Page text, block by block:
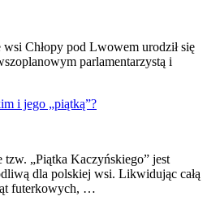
Chłopy pod Lwowem urodził się
parlamentarzystą i
i jego „piątką”?
„Piątka Kaczyńskiego” jest
dla polskiej wsi. Likwidując całą
futerkowych, …